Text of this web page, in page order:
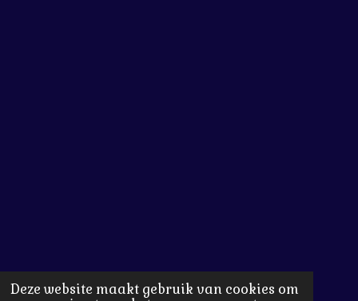
Deze website maakt gebruik van cookies om